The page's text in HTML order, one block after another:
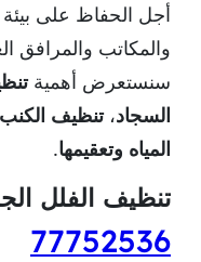
أجل الحفاظ على بيئة
والمكاتب والمرافق
سنستعرض أهمية
السجاد،تنظيف الكنب،
المياه وتعقيمها.
تنظيف الفلل
77752536